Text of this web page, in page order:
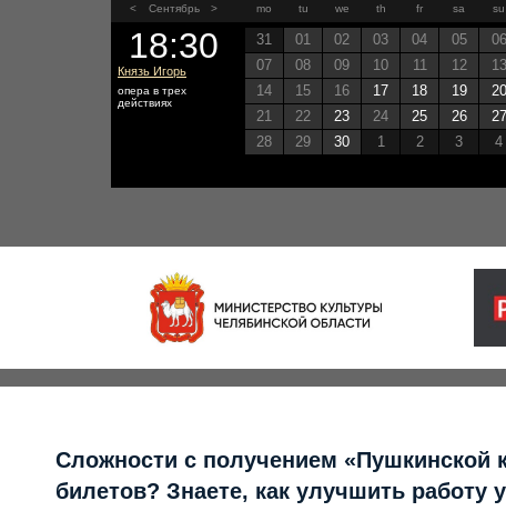
< Сентябрь > mo tu we th fr sa su
31 01 02 03 04 05
06
07
08 09 10 11 12
13
14
15 16 17 18 19
20
21
22 23 24 25 26
27
28
29 30 1 2 3 4
18:30
Князь Игорь
опера в трех
действиях
Сложности с получением «Пушкинской
билетов? Знаете, как улучшить работу